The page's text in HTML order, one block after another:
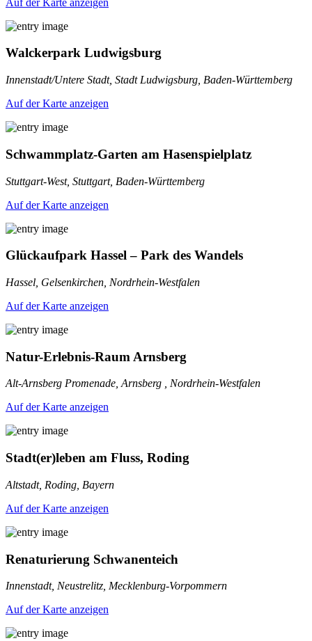
Walckerpark Ludwigsburg
Innenstadt/Untere Stadt, Stadt Ludwigsburg, Baden-Württemberg
Auf der Karte anzeigen
Schwammplatz-Garten am Hasenspielplatz
Stuttgart-West, Stuttgart, Baden-Württemberg
Auf der Karte anzeigen
Glückaufpark Hassel – Park des Wandels
Hassel, Gelsenkirchen, Nordrhein-Westfalen
Auf der Karte anzeigen
Natur-Erlebnis-Raum Arnsberg
Alt-Arnsberg Promenade, Arnsberg , Nordrhein-Westfalen
Auf der Karte anzeigen
Stadt(er)leben am Fluss, Roding
Altstadt, Roding, Bayern
Auf der Karte anzeigen
Renaturierung Schwanenteich
Innenstadt, Neustrelitz, Mecklenburg-Vorpommern
Auf der Karte anzeigen